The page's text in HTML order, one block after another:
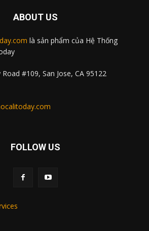
ABOUT US
là sản phẩm của Hệ Thống
#109, San Jose, CA 95122
FOLLOW US